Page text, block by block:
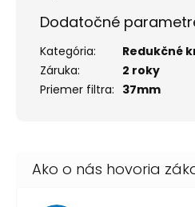
Dodatočné
Kategória:
Redukčné
Záruka:
2 roky
Priemer filtra: 37mm